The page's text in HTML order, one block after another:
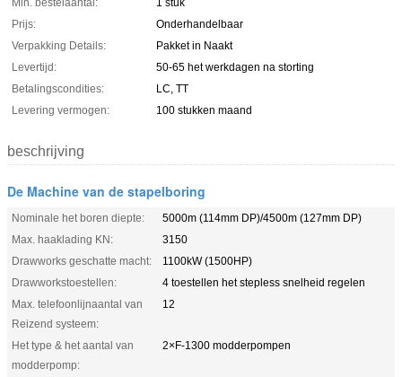
Min. bestelaantal:
1 stuk
Prijs:
Onderhandelbaar
Verpakking Details:
Pakket in Naakt
Levertijd:
50-65 het werkdagen na storting
Betalingscondities:
LC, TT
Levering vermogen:
100 stukken maand
beschrijving
De Machine van de stapelboring
Nominale het boren diepte:
5000m (114mm DP)/4500m (127mm DP)
Max. haaklading KN:
3150
Drawworks geschatte macht:
1100kW (1500HP)
Drawworkstoestellen:
4 toestellen het stepless snelheid regelen
Max. telefoonlijnaantal van
Reizend systeem:
12
Het type & het aantal van
modderpomp:
2×F-1300 modderpompen